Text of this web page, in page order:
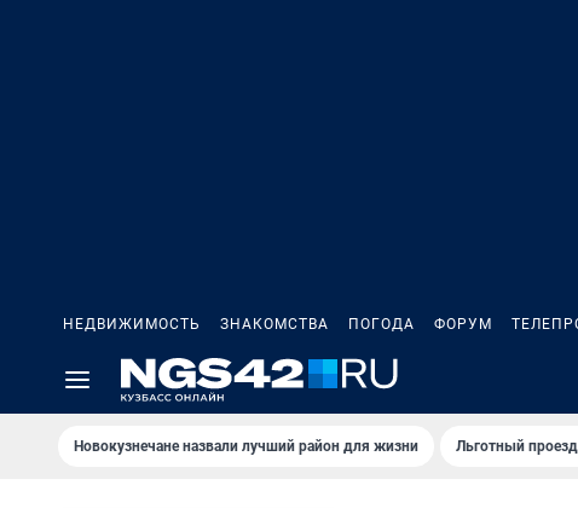
НЕДВИЖИМОСТЬ ЗНАКОМСТВА ПОГОДА ФОРУМ
Новокузнечане назвали лучший район для жизни Льготный